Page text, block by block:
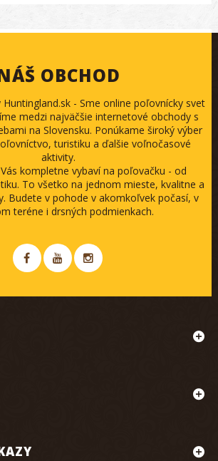
OBCHOD
- Sme online poľovnícky svet
medzi najväčšie internetové obchody s
na Slovensku. Ponúkame široký výber
turistiku a ďalšie voľnočasové
aktivity.
kompletne vybaví na poľovačku - od
To všetko na jednom mieste, kvalitne a
Budete v pohode v akomkoľvek počasí, v
teréne i drsných podmienkach.